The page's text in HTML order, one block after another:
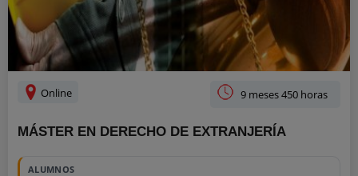
Online 9 meses 450 horas
MÁSTER EN DERECHO DE EXTRANJERÍA
ALUMNOS